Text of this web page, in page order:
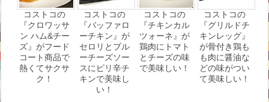
コストコの
『クロワッサ
ン ハム&チー
ズ』がフード
コート商品で
熱くてサクサ
ク！
コストコの
『バッファロ
ーチキン』が
セロリとブル
ーチーズソー
スにピリ辛チ
キンで美味し
い！
コストコの
『チキンカル
ツォーネ』が
鶏肉にトマト
とチーズの味
で美味しい！
コストコの
『グリルドチ
キンレッグ』
が骨付き鶏も
も肉に醤油な
どの味がつい
て美味しい！